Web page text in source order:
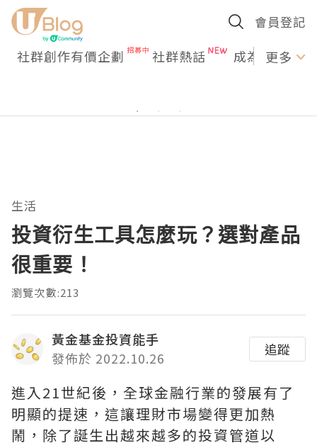
會員登記
社群創作有價企劃 社群熱話 成為U更多
生活
投資衍生工具怎麼玩？選對產品
很重要！
瀏覽次數:213
黃金基金投資能手
發佈於 2022.10.26
追蹤
進入21世紀後，全球金融行業的發展有了
明顯的提速，這讓理財市場變得更加熱
鬧，除了誕生出越來越多的投資管道以